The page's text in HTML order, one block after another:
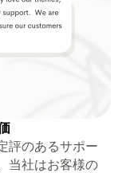
評のあるサポー
当社はお客様の